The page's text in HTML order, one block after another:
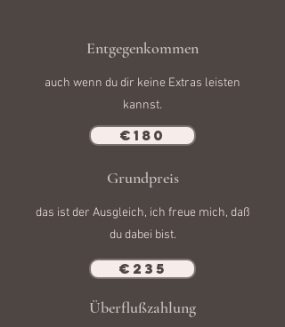
Entgegenkommen
auch wenn du dir keine Extras leisten
kannst.
Grundpreis
das ist der Ausgleich, ich freue mich, daß
du dabei bist.
Überflußzahlung
€180
€235